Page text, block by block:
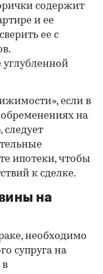
содержит
и ее
ее с
углубленной
если в
на
следует
ипотеки, чтобы
к сделке.
на
необходимо
супруга на
в